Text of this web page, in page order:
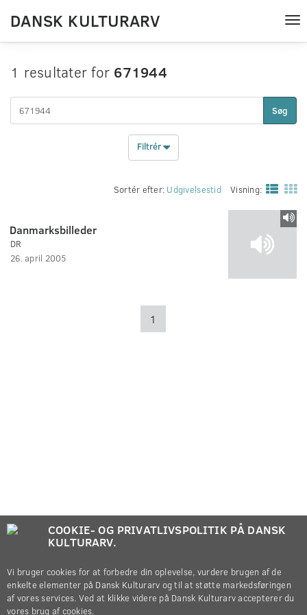
DANSK KULTURARV
1 resultater for 671944
Søg
Filtrér
Sortér efter: Udgivelsestid Visning:
Danmarksbilleder
DR
26. april 2005
1
COOKIE- OG PRIVATLIVSPOLITIK PÅ DANSK
KULTURARV.
Vi bruger cookies for at forbedre din oplevelse, vurdere brugen af de
enkelte elementer på Dansk Kulturarv og til at støtte markedsføringen
af vores services. Ved at klikke videre på Dansk Kulturarv accepterer du
vores brug af cookies.